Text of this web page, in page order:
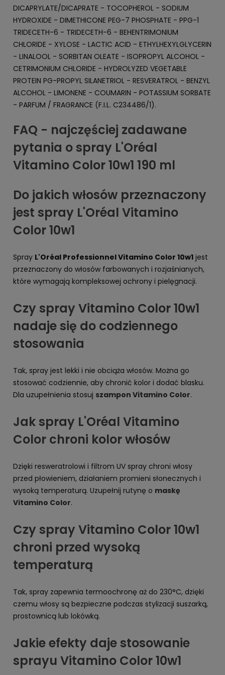
DICAPRYLATE/DICAPRATE - TOCOPHEROL - SODIUM
HYDROXIDE - DIMETHICONE PEG-7 PHOSPHATE - PPG-1
TRIDECETH-6 - TRIDECETH-6 - BEHENTRIMONIUM
CHLORIDE - XYLOSE - LACTIC ACID - ETHYLHEXYLGLYCERIN
- LINALOOL - SORBITAN OLEATE - ISOPROPYL ALCOHOL -
CETRIMONIUM CHLORIDE - HYDROLYZED VEGETABLE
PROTEIN PG-PROPYL SILANETRIOL - RESVERATROL - BENZYL
ALCOHOL - LIMONENE - COUMARIN - POTASSIUM SORBATE
- PARFUM / FRAGRANCE (F.I.L. C234486/1).
FAQ - najczęściej zadawane
pytania o spray L'Oréal
Vitamino Color 10w1 190 ml
Do jakich włosów przeznaczony
jest spray L'Oréal Vitamino
Color 10w1
Spray L'Oréal Professionnel Vitamino Color 10w1 jest
przeznaczony do włosów farbowanych i rozjaśnianych,
które wymagają kompleksowej ochrony i pielęgnacji.
Czy spray Vitamino Color 10w1
nadaje się do codziennego
stosowania
Tak, spray jest lekki i nie obciąża włosów. Można go
stosować codziennie, aby chronić kolor i dodać blasku.
Dla uzupełnienia stosuj szampon Vitamino Color.
Jak spray L'Oréal Vitamino
Color chroni kolor włosów
Dzięki resweratrolowi i filtrom UV spray chroni włosy
przed płowieniem, działaniem promieni słonecznych i
wysoką temperaturą. Uzupełnij rutynę o maskę
Vitamino Color.
Czy spray Vitamino Color 10w1
chroni przed wysoką
temperaturą
Tak, spray zapewnia termoochronę aż do 230°C, dzięki
czemu włosy są bezpieczne podczas stylizacji suszarką,
prostownicą lub lokówką.
Jakie efekty daje stosowanie
sprayu Vitamino Color 10w1